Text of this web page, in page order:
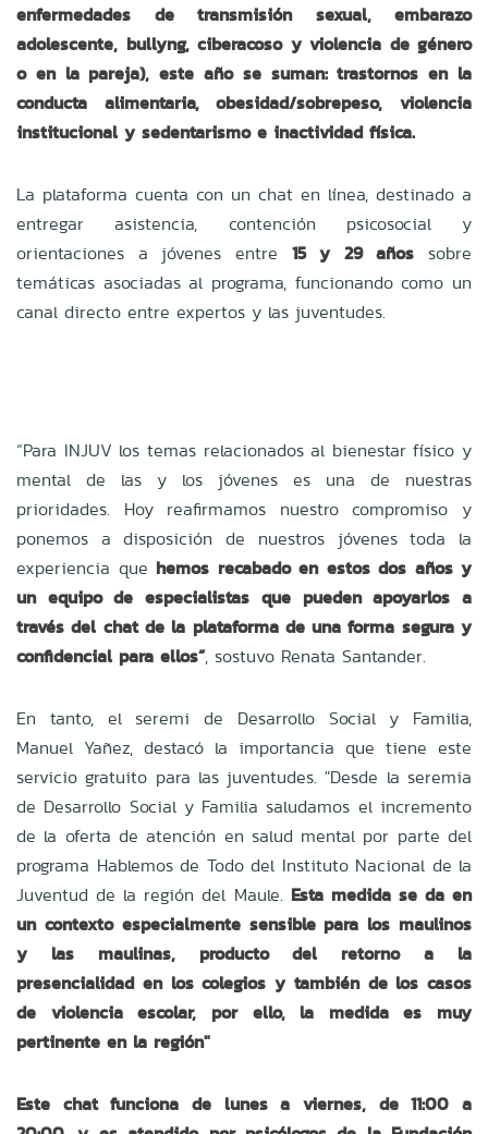
enfermedades de transmisión sexual, embarazo
adolescente, bullyng, ciberacoso y violencia de género
o en la pareja), este año se suman: trastornos en la
conducta alimentaria, obesidad/sobrepeso, violencia
institucional y sedentarismo e inactividad física.
La plataforma cuenta con un chat en línea, destinado a
entregar asistencia, contención psicosocial y
orientaciones a jóvenes entre 15 y 29 años sobre
temáticas asociadas al programa, funcionando como un
canal directo entre expertos y las juventudes.
“Para INJUV los temas relacionados al bienestar físico y
mental de las y los jóvenes es una de nuestras
prioridades. Hoy reafirmamos nuestro compromiso y
ponemos a disposición de nuestros jóvenes toda la
experiencia que hemos recabado en estos dos años y
un equipo de especialistas que pueden apoyarlos a
través del chat de la plataforma de una forma segura y
confidencial para ellos”, sostuvo Renata Santander.
En tanto, el seremi de Desarrollo Social y Familia,
Manuel Yañez, destacó la importancia que tiene este
servicio gratuito para las juventudes. "Desde la seremia
de Desarrollo Social y Familia saludamos el incremento
de la oferta de atención en salud mental por parte del
programa Hablemos de Todo del Instituto Nacional de la
Juventud de la región del Maule. Esta medida se da en
un contexto especialmente sensible para los maulinos
y las maulinas, producto del retorno a la
presencialidad en los colegios y también de los casos
de violencia escolar, por ello, la medida es muy
pertinente en la región"
Este chat funciona de lunes a viernes, de 11:00 a